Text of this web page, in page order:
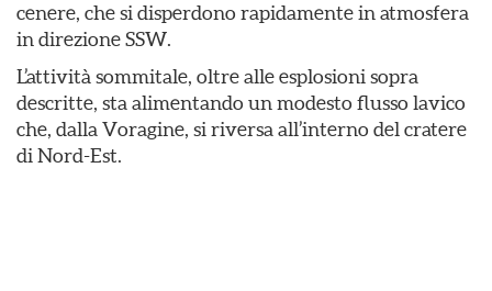
cenere, che si disperdono rapidamente in atmosfera
in direzione SSW.
L’attività sommitale, oltre alle esplosioni sopra
descritte, sta alimentando un modesto flusso lavico
che, dalla Voragine, si riversa all’interno del cratere
di Nord-Est.